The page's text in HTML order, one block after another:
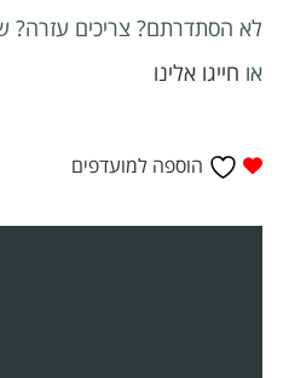
לא הסתדרתם? צריכים עזרה?
או חייגו אלינו
הוספה למועדפים